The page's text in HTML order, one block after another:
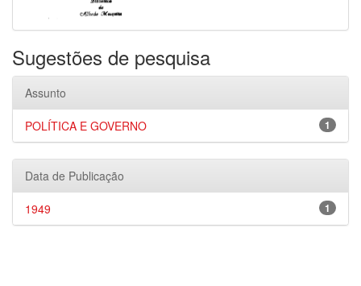
Sugestões de pesquisa
Assunto
1
POLÍTICA E GOVERNO
Data de Publicação
1
1949